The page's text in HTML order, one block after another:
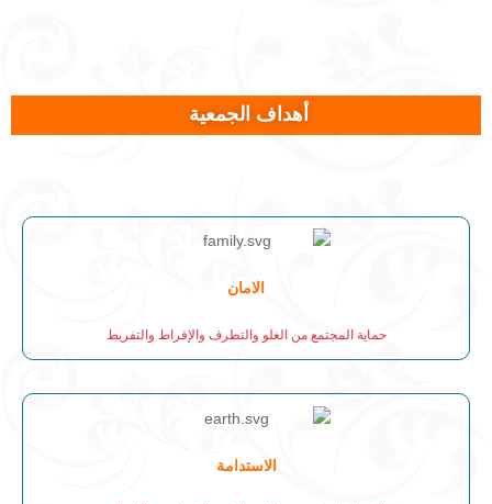
أهداف الجمعية
الامان
حماية المجتمع من الغلو والتطرف والإفراط والتفريط
الاستدامة